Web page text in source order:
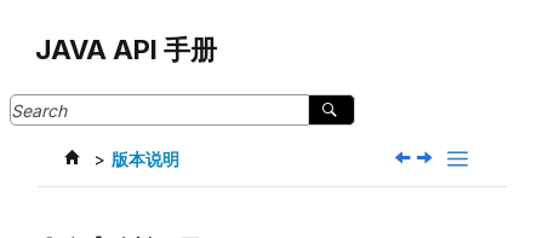
JAVA API 手册
版本说明